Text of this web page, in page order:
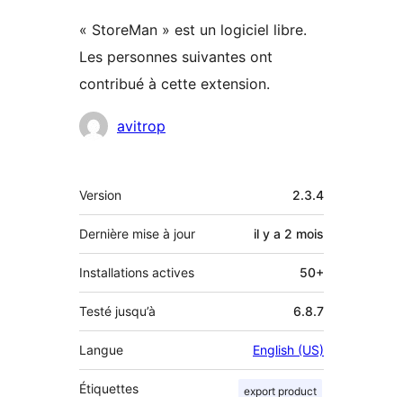
« StoreMan » est un logiciel libre.
Les personnes suivantes ont
contribué à cette extension.
Contributeurs
avitrop
Méta
Version 2.3.4
Dernière mise à jour il y a 2 mois
Installations actives 50+
Testé jusqu’à 6.8.7
Langue English (US)
Étiquettes export product